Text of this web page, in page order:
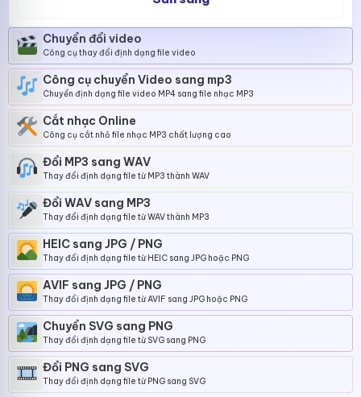
Chuyển đổi video
Công cụ thay đổi định dạng file video
Công cụ chuyển Video sang mp3
Chuyển định dạng file video MP4 sang file nhạc MP3
Cắt nhạc Online
Công cụ cắt nhỏ file nhạc MP3 chất lượng cao
Đổi MP3 sang WAV
Thay đổi định dạng file từ MP3 thành WAV
Đổi WAV sang MP3
Thay đổi định dạng file từ WAV thành MP3
HEIC sang JPG / PNG
Thay đổi định dạng file từ HEIC sang JPG hoặc PNG
AVIF sang JPG / PNG
Thay đổi định dạng file từ AVIF sang JPG hoặc PNG
Chuyển SVG sang PNG
Thay đổi định dạng file từ SVG sang PNG
Đổi PNG sang SVG
Thay đổi định dạng file từ PNG sang SVG